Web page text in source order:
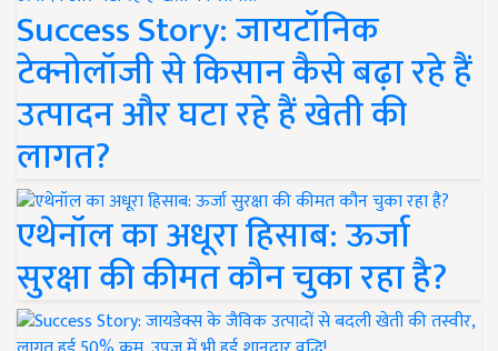
Success Story: जायटॉनिक
टेक्नोलॉजी से किसान कैसे बढ़ा रहे हैं
उत्पादन और घटा रहे हैं खेती की
लागत?
एथेनॉल का अधूरा हिसाब: ऊर्जा
सुरक्षा की कीमत कौन चुका रहा है?